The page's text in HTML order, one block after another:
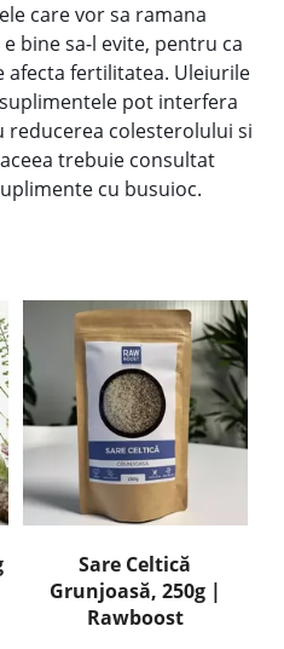
care vor sa ramana
bine sa-l evite, pentru ca
afecta fertilitatea. Uleiurile
pot interfera
colesterolului si
trebuie consultat
cu busuioc.
Sare Celtică
Grunjoasă, 250g |
Rawboost